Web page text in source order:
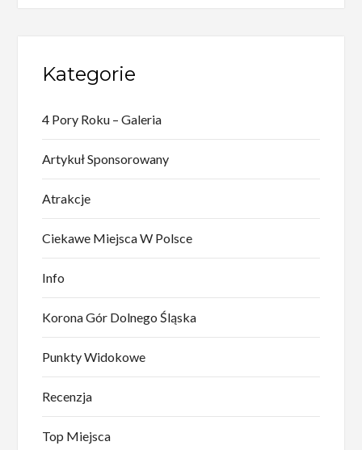
Kategorie
4 Pory Roku – Galeria
Artykuł Sponsorowany
Atrakcje
Ciekawe Miejsca W Polsce
Info
Korona Gór Dolnego Śląska
Punkty Widokowe
Recenzja
Top Miejsca